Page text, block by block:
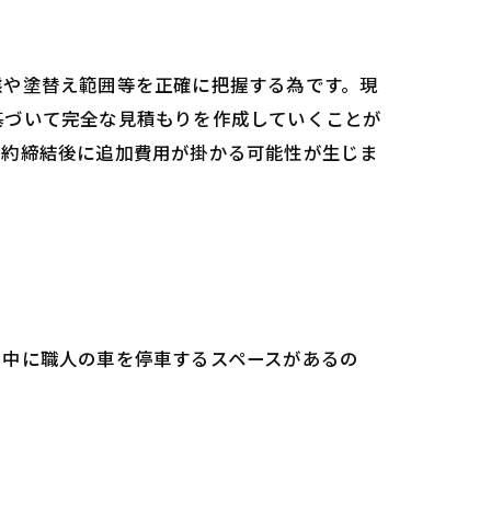
塗替え範囲等を正確に把握する為です。現
いて完全な見積もりを作成していくことが
締結後に追加費用が掛かる可能性が生じま
に職人の車を停車するスペースがあるの